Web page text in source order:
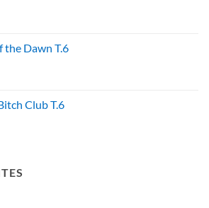
the Dawn T.6
Club T.6